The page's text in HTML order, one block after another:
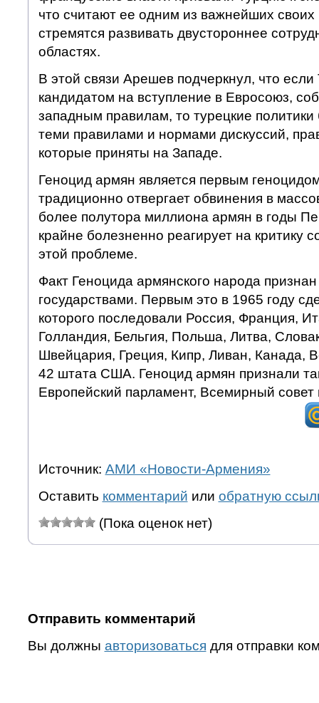
что считают ее одним из важнейших своих
стремятся развивать двустороннее
областях.
В этой связи Арешев подчеркнул, что
кандидатом на вступление в Евросоюз,
западным правилам, то турецкие политики
теми правилами и нормами дискуссий,
которые приняты на Западе.
Геноцид армян является первым
традиционно отвергает обвинения в
более полутора миллиона армян в годы
крайне болезненно реагирует на критику
этой проблеме.
Факт Геноцида армянского народа
государствами. Первым это в 1965 году
которого последовали Россия, Франция,
Голландия, Бельгия, Польша, Литва,
Швейцария, Греция, Кипр, Ливан, Канада,
42 штата США. Геноцид армян признали
Европейский парламент, Всемирный совет
Источник: АМИ «Новости-Армения»
Оставить комментарий или обратную
(Пока оценок нет)
Отправить комментарий
Вы должны авторизоваться для отправки